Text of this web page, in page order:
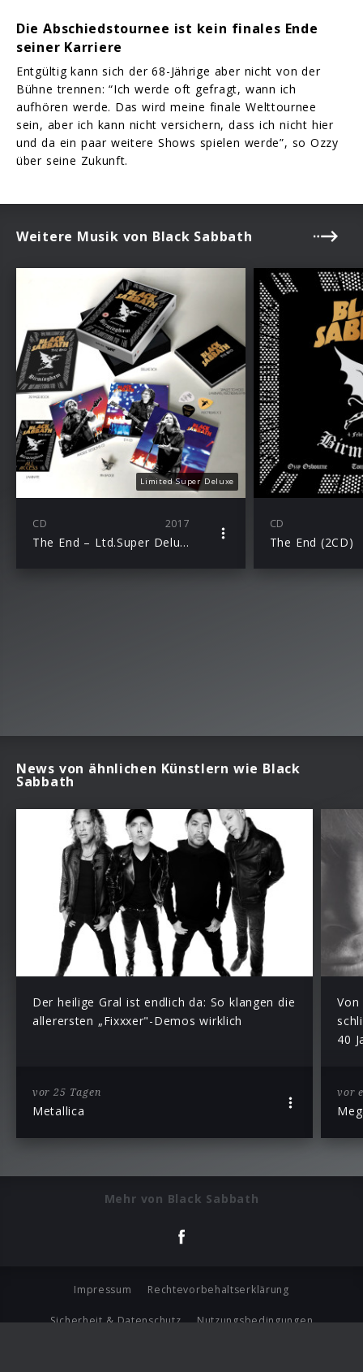
Die Abschiedstournee ist kein finales Ende
seiner Karriere
Entgültig kann sich der 68-Jährige aber nicht von der
Bühne trennen: “Ich werde oft gefragt, wann ich
aufhören werde. Das wird meine finale Welttournee
sein, aber ich kann nicht versichern, dass ich nicht hier
und da ein paar weitere Shows spielen werde”, so Ozzy
über seine Zukunft.
Weitere Musik von Black Sabbath
Limited Super Deluxe
CD 2017
The End – Ltd.Super Deluxe (3CD+DVD+Bluray)
CD
The End (2CD)
News von ähnlichen Künstlern wie Black
Sabbath
Der heilige Gral ist endlich da: So klangen die
allerersten „Fixxxer"-Demos wirklich
vor 25 Tagen
Metallica
Von
40
vor
Mehr von Black Sabbath
Impressum Rechtevorbehaltserklärung
Sicherheit & Datenschutz Nutzungsbedingungen